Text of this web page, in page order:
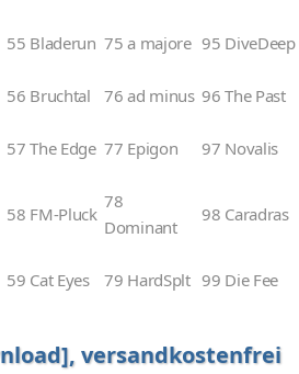
55 Bladerun 75 a majore 95 DiveDeep
56 Bruchtal 76 ad minus 96 The Past
57 The Edge 77 Epigon 97 Novalis
58 FM-Pluck
78
Dominant
98 Caradras
59 Cat Eyes 79 HardSplt 99 Die Fee
versandkostenfrei